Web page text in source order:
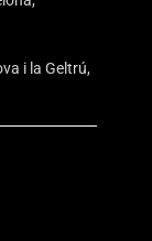
i la Geltrú,